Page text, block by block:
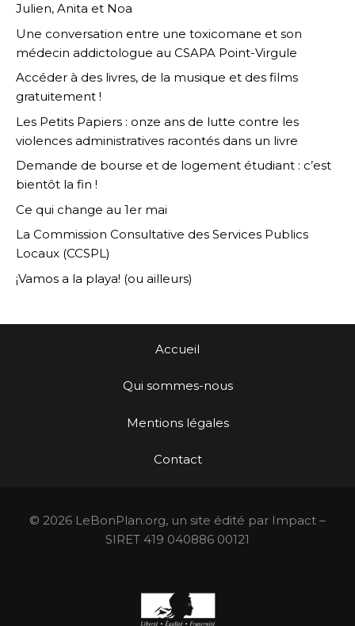
Julien, Anita et Noa
Une conversation entre une toxicomane et son
médecin addictologue au CSAPA Point-Virgule
Accéder à des livres, de la musique et des films
gratuitement !
Les Petits Papiers : onze ans de lutte contre les
violences administratives racontés dans un livre
Demande de bourse et de logement étudiant : c’est
bientôt la fin !
Ce qui change au 1er mai
La Commission Consultative des Services Publics
Locaux (CCSPL)
¡Vamos a la playa! (ou ailleurs)
Accueil
Qui sommes-nous
Mentions légales
Contact
© 2026 LeBonPlan.org, un site édité par Impact –
SIRET 419 040886 00121